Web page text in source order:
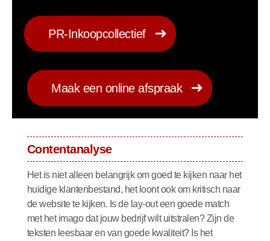
PR-Inkoopcollectief
Maak een online afspraak
Contentanalyse
Het is niet alleen belangrijk om goed te kijken naar het
huidige klantenbestand, het loont ook om kritisch naar
de website te kijken. Is de lay-out een goede match
met het imago dat jouw bedrijf wilt uitstralen? Zijn de
teksten leesbaar en van goede kwaliteit? Is het